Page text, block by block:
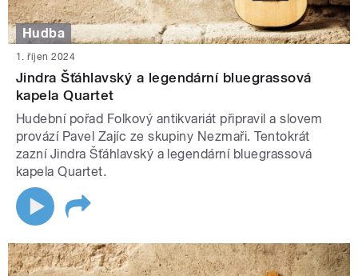
Hudba
1. říjen 2024
Jindra Šťáhlavský a legendární bluegrassová
kapela Quartet
Hudební pořad Folkový antikvariát připravil a slovem
provází Pavel Zajíc ze skupiny Nezmaři. Tentokrát
zazní Jindra Šťáhlavský a legendární bluegrassová
kapela Quartet.